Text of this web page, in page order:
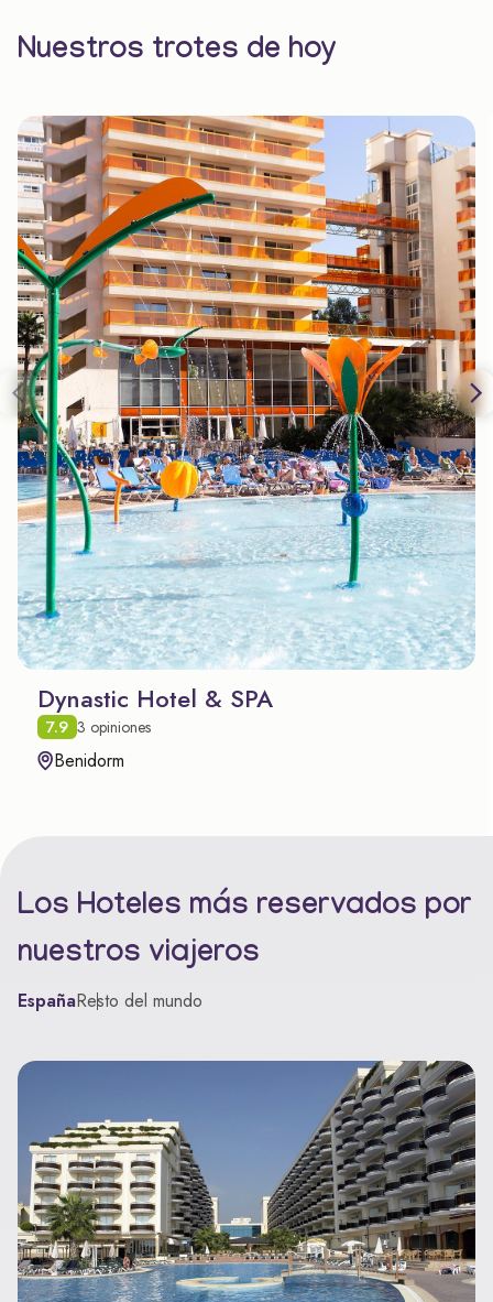
Nuestros trotes de hoy
Dynastic Hotel & SPA
7.9 3 opiniones
Benidorm
Los Hoteles más reservados por
nuestros viajeros
EspañaResto del mundo